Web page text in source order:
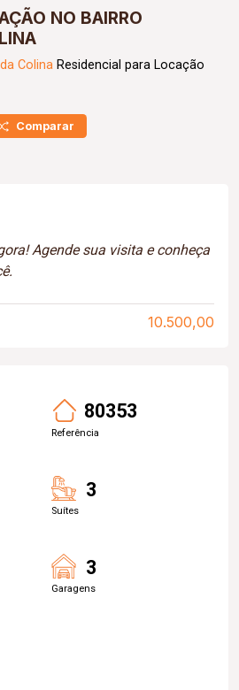
NO BAIRRO
Colina Residencial para Locação
Comparar
Agende sua visita e conheça
10.500,00
80353
Referência
3
Suítes
3
Garagens